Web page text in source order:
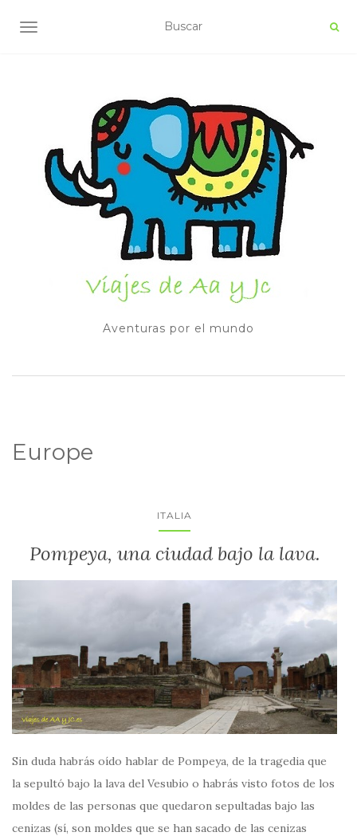
ALTERNAR NAVEGACIÓN
Aventuras por el mundo
Europe
ITALIA
Pompeya, una ciudad bajo la lava.
Sin duda habrás oído hablar de Pompeya, de la tragedia que
la sepultó bajo la lava del Vesubio o habrás visto fotos de los
moldes de las personas que quedaron sepultadas bajo las
cenizas (sí, son moldes que se han sacado de las cenizas